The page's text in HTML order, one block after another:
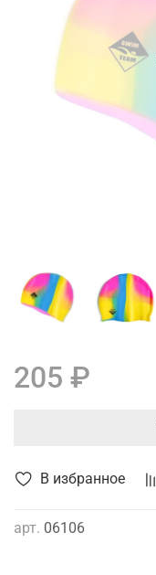
В избранное
арт. 06106
205 ₽